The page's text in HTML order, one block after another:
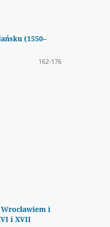
(1550–
162-176
i
i XVII